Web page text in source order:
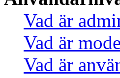
Vad är
Vad är
Vad är